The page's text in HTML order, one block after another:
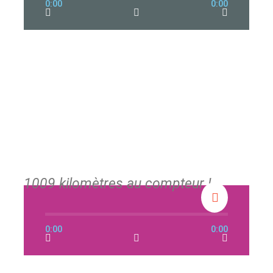
0:00 0:00
0:00 0:00
1009 kilomètres au compteur !